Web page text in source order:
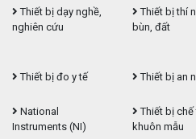
Thiết bị dạy nghề,
nghiên cứu
Thiết bị thí
bùn, đất
Thiết bị đo y tế
Thiết bị an
National
Instruments (NI)
Thiết bị chế
khuôn mẫu